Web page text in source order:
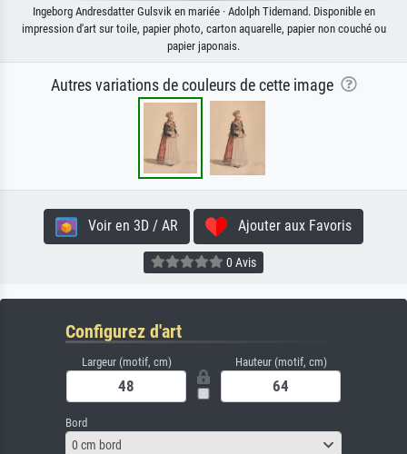
Ingeborg Andresdatter Gulsvik en mariée · Adolph Tidemand. Disponible en
impression d'art sur toile, papier photo, carton aquarelle, papier non couché ou
papier japonais.
Autres variations de couleurs de cette image
Voir en 3D / AR Ajouter aux Favoris
0 Avis
Configurez d'art
Largeur (motif, cm) Hauteur (motif, cm)
Bord
0 cm bord